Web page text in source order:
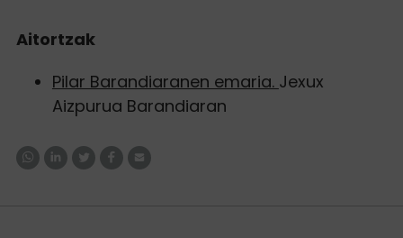
Aitortzak
Pilar Barandiaranen emaria. Jexux
Aizpurua Barandiaran